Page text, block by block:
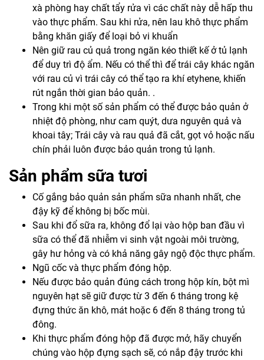
xà phòng hay chất tẩy rửa vì các chất này dễ hấp thu
vào thực phẩm. Sau khi rửa, nên lau khô thực phẩm
bằng khăn giấy để loại bỏ vi khuẩn
Nên giữ rau củ quả trong ngăn kéo thiết kế ở tủ lạnh
để duy trì độ ẩm. Nếu có thể thì để trái cây khác ngăn
với rau củ vì trái cây có thể tạo ra khí etyhene, khiến
rút ngắn thời gian bảo quản. .
Trong khi một số sản phẩm có thể được bảo quản ở
nhiệt độ phòng, như cam quýt, dưa nguyên quả và
khoai tây; Trái cây và rau quả đã cắt, gọt vỏ hoặc nấu
chín phải luôn được bảo quản trong tủ lạnh.
Sản phẩm sữa tươi
Cố gắng bảo quản sản phẩm sữa nhanh nhất, che
đậy kỹ để không bị bốc mùi.
Sau khi đổ sữa ra, không đổ lại vào hộp ban đầu vì
sữa có thể đã nhiễm vi sinh vật ngoài môi trường,
gây hư hỏng và có khả năng gây ngộ độc thực phẩm.
Ngũ cốc và thực phẩm đóng hộp.
Nếu được bảo quản đúng cách trong hộp kín, bột mì
nguyên hạt sẽ giữ được từ 3 đến 6 tháng trong kệ
đựng thức ăn khô, mát hoặc 6 đến 8 tháng trong tủ
đông.
Khi thực phẩm đóng hộp đã được mở, hãy chuyển
chúng vào hộp đựng sạch sẽ, có nắp đậy trước khi